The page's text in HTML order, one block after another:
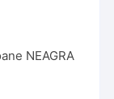
NEAGRA